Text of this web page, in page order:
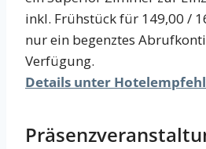
inkl. Frühstück für 149,00 /
nur ein begenztes
Verfügung.
Details unter